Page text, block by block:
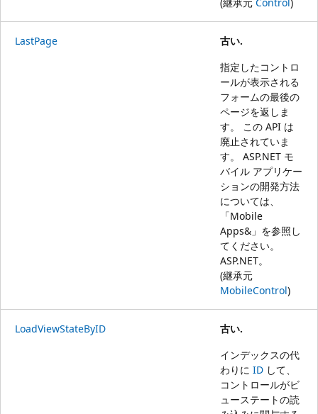
LastPage
古い.
指定したコントロ
ールが表示される
フォームの最後の
ページを返しま
す。 この API は
廃止されていま
す。 ASP.NET モ
バイル アプリケー
ションの開発方法
については、
「Mobile
Apps&」を参照し
てください。
ASP.NET。
(継承元
MobileControl)
LoadViewStateByID
古い.
インデックスの代
わりに ID して、
コントロールがビ
ューステートの読